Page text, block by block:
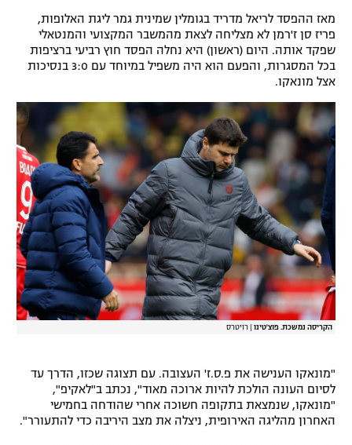
תקנון עבור פעילות אלקטרה
תקנון עבור פעילות ספורט 1 – "מרלן"
גיימינג E-Sports
תנאי שימוש
מדיניות פרטיות
תקנון פעילות ספורט 1
רשיון להקרנה פומבית לבית עסק
הצטרפות לחבילת הערוצים
לוח דרושים – ג'ובנט
המגזין
פוטבול אמריקאי NFL
בייסבול MLB
ספורט אתגרי ואקסטרים
אומנויות לחימה
גיימינג E-Sports
מאז ההפסד לריאל מדריד בגומלין שמינית גמר ליגת האלופות,
פריז סן ז'רמן לא מצליחה לצאת מהמשבר המקצועי והמנטאלי
שפקד אותה. היום (ראשון) היא נחלה הפסד חוץ רביעי ברציפות
בכל המסגרות, והפעם הוא היה משפיל במיוחד עם 3:0 בנסיכות
אצל מונאקו.
הקריסה נמשכת. פוצ'טינו רויטרס
"מונאקו הענישה את פ.ס.ז' העצובה. עם תצוגה שכזו, הדרך עד
לסיום העונה הולכת להיות ארוכה מאוד", נכתב ב"לאקיפ",
"מונאקו, שנמצאת בתקופה חשוכה אחרי שהודחה בחמישי
האחרון מהליגה האירופית, ניצלה את מצב היריבה כדי להתעורר".